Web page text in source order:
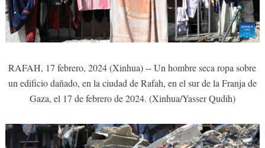
RAFAH, 17 febrero, 2024 (Xinhua) -- Un hombre seca ropa sobre
un edificio dañado, en la ciudad de Rafah, en el sur de la Franja de
Gaza, el 17 de febrero de 2024. (Xinhua/Yasser Qudih)